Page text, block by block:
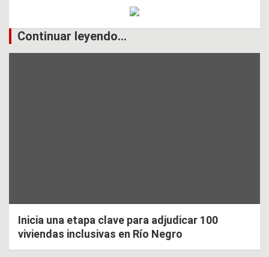
Continuar leyendo...
Inicia una etapa clave para adjudicar 100
viviendas inclusivas en Río Negro